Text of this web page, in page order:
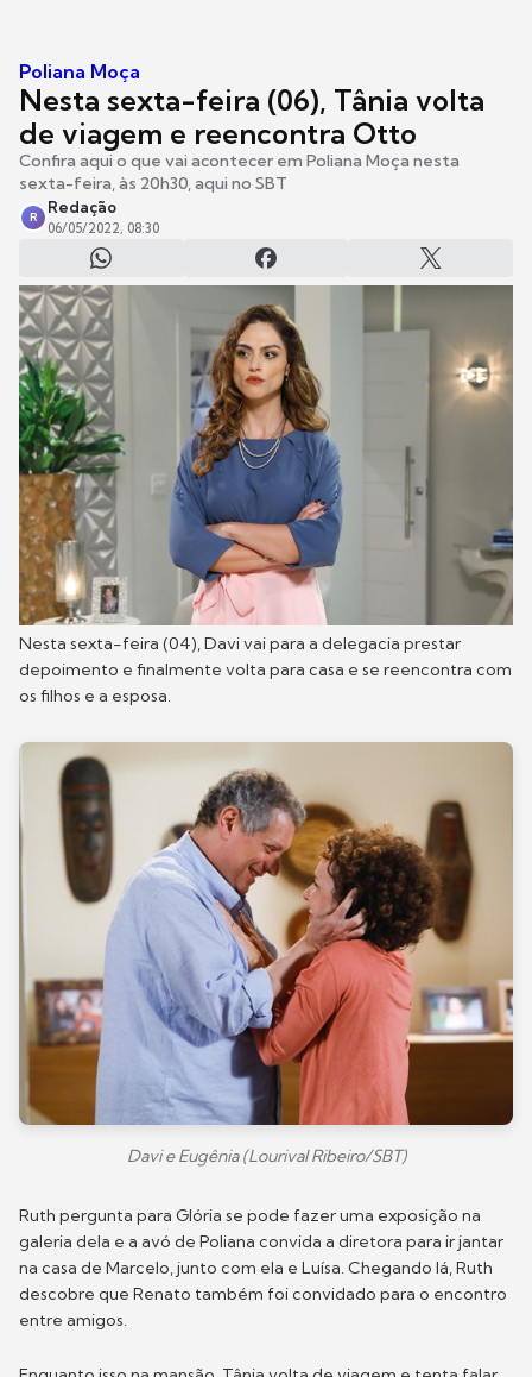
Poliana Moça
Nesta sexta-feira (06), Tânia volta
de viagem e reencontra Otto
Confira aqui o que vai acontecer em Poliana Moça nesta
sexta-feira, às 20h30, aqui no SBT
R
Redação
06/05/2022, 08:30
Nesta sexta-feira (04), Davi vai para a delegacia prestar
depoimento e finalmente volta para casa e se reencontra com
os filhos e a esposa.
Davi e Eugênia (Lourival Ribeiro/SBT)
Ruth pergunta para Glória se pode fazer uma exposição na
galeria dela e a avó de Poliana convida a diretora para ir jantar
na casa de Marcelo, junto com ela e Luísa. Chegando lá, Ruth
descobre que Renato também foi convidado para o encontro
entre amigos.